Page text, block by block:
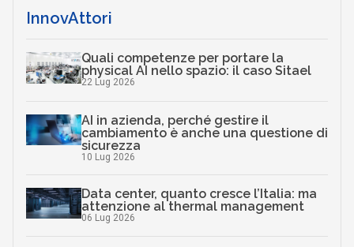
InnovAttori
Quali competenze per portare la
physical AI nello spazio: il caso Sitael
22 Lug 2026
AI in azienda, perché gestire il
cambiamento è anche una questione di
sicurezza
10 Lug 2026
Data center, quanto cresce l’Italia: ma
attenzione al thermal management
06 Lug 2026